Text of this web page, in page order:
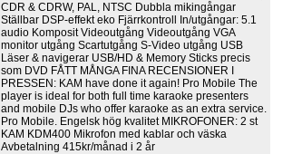
CDR & CDRW, PAL, NTSC Dubbla mikingångar
Ställbar DSP-effekt eko Fjärrkontroll In/utgångar: 5.1
audio Komposit Videoutgång Videoutgång VGA
monitor utgång Scartutgång S-Video utgång USB
Läser & navigerar USB/HD & Memory Sticks precis
som DVD FÅTT MÅNGA FINA RECENSIONER I
PRESSEN: KAM have done it again! Pro Mobile The
player is ideal for both full time karaoke presenters
and mobile DJs who offer karaoke as an extra service.
Pro Mobile. Engelsk hög kvalitet MIKROFONER: 2 st
KAM KDM400 Mikrofon med kablar och väska
Avbetalning 415kr/månad i 2 år